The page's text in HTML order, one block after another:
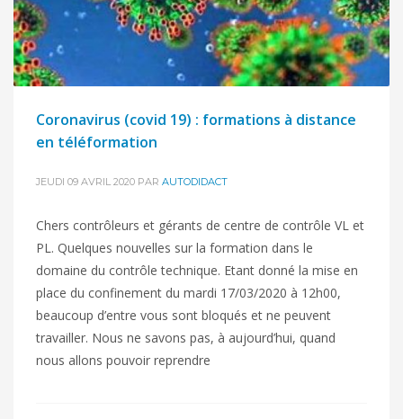
Coronavirus (covid 19) : formations à distance
en téléformation
JEUDI 09 AVRIL 2020 PAR AUTODIDACT
Chers contrôleurs et gérants de centre de contrôle VL et
PL. Quelques nouvelles sur la formation dans le
domaine du contrôle technique. Etant donné la mise en
place du confinement du mardi 17/03/2020 à 12h00,
beaucoup d’entre vous sont bloqués et ne peuvent
travailler. Nous ne savons pas, à aujourd’hui, quand
nous allons pouvoir reprendre